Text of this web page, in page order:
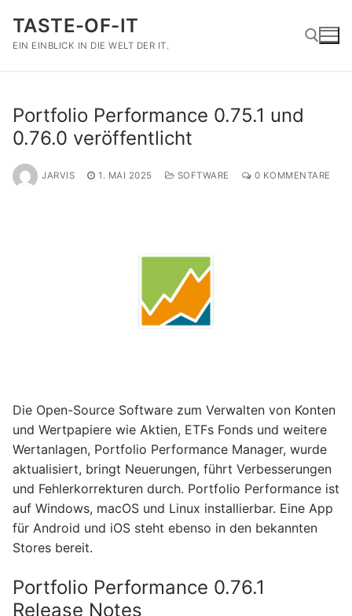
Inhalt
springen
TASTE-OF-IT
EIN EINBLICK IN DIE WELT DER IT.
Portfolio Performance 0.75.1 und
0.76.0 veröffentlicht
JARVIS 1. MAI 2025 SOFTWARE 0 KOMMENTARE
Die Open-Source Software zum Verwalten von Konten
und Wertpapiere wie Aktien, ETFs Fonds und weitere
Wertanlagen, Portfolio Performance Manager, wurde
aktualisiert, bringt Neuerungen, führt Verbesserungen
und Fehlerkorrekturen durch. Portfolio Performance ist
auf Windows, macOS und Linux installierbar. Eine App
für Android und iOS steht ebenso in den bekannten
Stores bereit.
Portfolio Performance 0.76.1
Release Notes